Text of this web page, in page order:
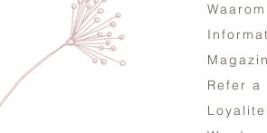
Refer a